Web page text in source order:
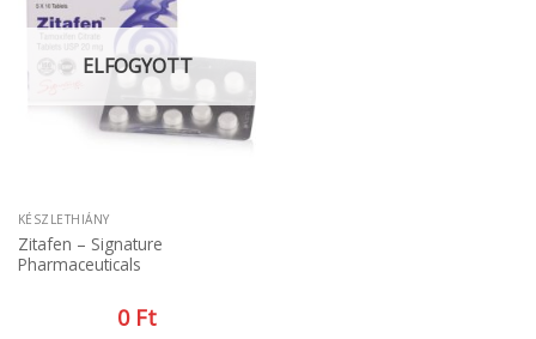
ELFOGYOTT
KÉSZLETHIÁNY
Zitafen – Signature
Pharmaceuticals
0 Ft